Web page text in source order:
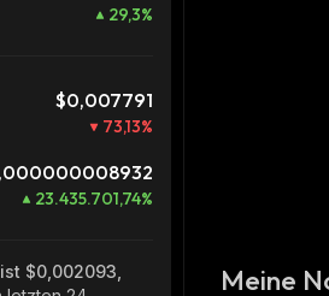
29,3%
$0,007791
73,13%
23.435.701,74%
$0,002093,
Meine